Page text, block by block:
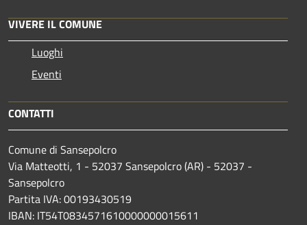
VIVERE IL COMUNE
Luoghi
Eventi
CONTATTI
Comune di Sansepolcro
Via Matteotti, 1 - 52037 Sansepolcro (AR) - 52037 -
Sansepolcro
Partita IVA: 00193430519
IBAN: IT54T0834571610000000015611